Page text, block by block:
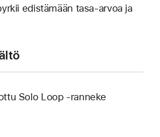
edistämään tasa-arvoa ja
Solo Loop ‑ranneke